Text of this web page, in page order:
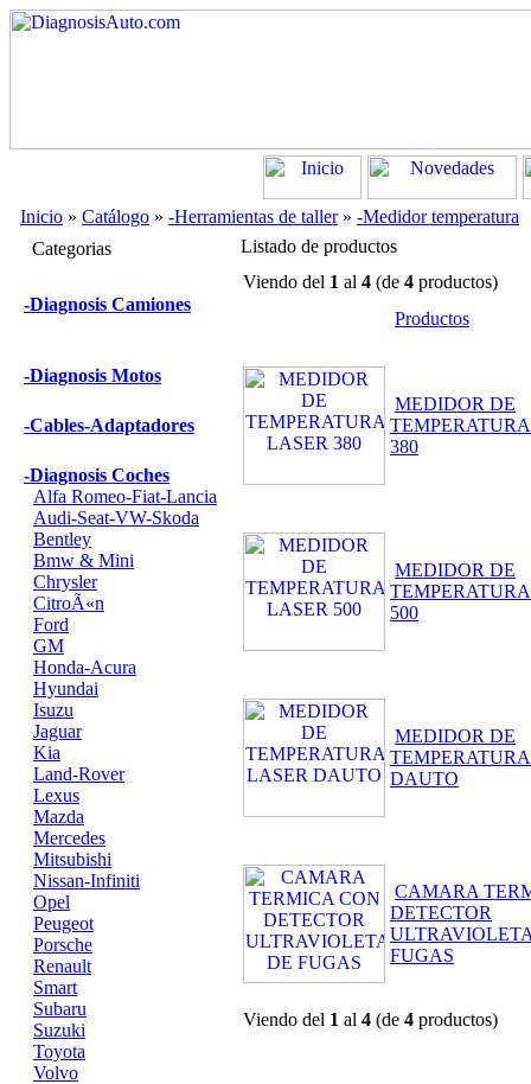
Inicio » Catálogo » -Herramientas de taller» -Medidor temperatura
Categorias
-Diagnosis Camiones
-Diagnosis Motos
-Cables-Adaptadores
-Diagnosis Coches
Alfa Romeo-Fiat-Lancia
Audi-Seat-VW-Skoda
Bentley
Bmw & Mini
Chrysler
CitroÃ«n
Ford
GM
Honda-Acura
Hyundai
Isuzu
Jaguar
Kia
Land-Rover
Lexus
Mazda
Mercedes
Mitsubishi
Nissan-Infiniti
Opel
Peugeot
Porsche
Renault
Smart
Subaru
Suzuki
Toyota
Volvo
Listado de productos
Viendo del 1 al 4 (de 4 productos)
Productos
MEDIDOR DE
380
MEDIDOR DE
500
MEDIDOR DE
DAUTO
CAMARA
DETECTOR
FUGAS
Viendo del 1 al 4 (de 4 productos)